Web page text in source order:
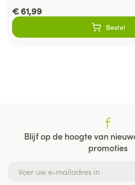
€ 61,99
Bestel
Blijf op de hoogte van
promoties